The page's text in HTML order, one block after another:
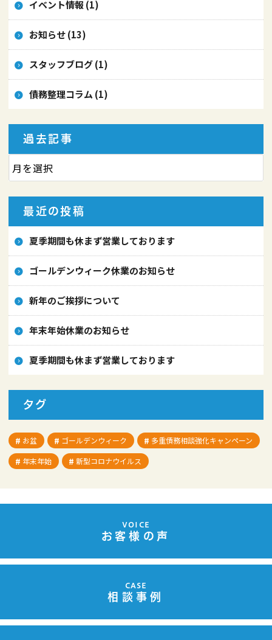
イベント情報 (1)
お知らせ (13)
スタッフブログ (1)
債務整理コラム (1)
過去記事
最近の投稿
夏季期間も休まず営業しております
ゴールデンウィーク休業のお知らせ
新年のご挨拶について
年末年始休業のお知らせ
夏季期間も休まず営業しております
タグ
お盆 ゴールデンウィーク
多重債務相談強化キャンペーン
年末年始
新型コロナウイルス
VOICE
お客様の声
CASE
相談事例